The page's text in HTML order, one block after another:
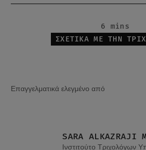
ΣΧΕΤΙΚΑ ΜΕ ΤΗΝ
6 mins
Επαγγελματικά ελεγμένο από
SARA ALKAZRAJI
Ινστιτούτο Τριχολόγων